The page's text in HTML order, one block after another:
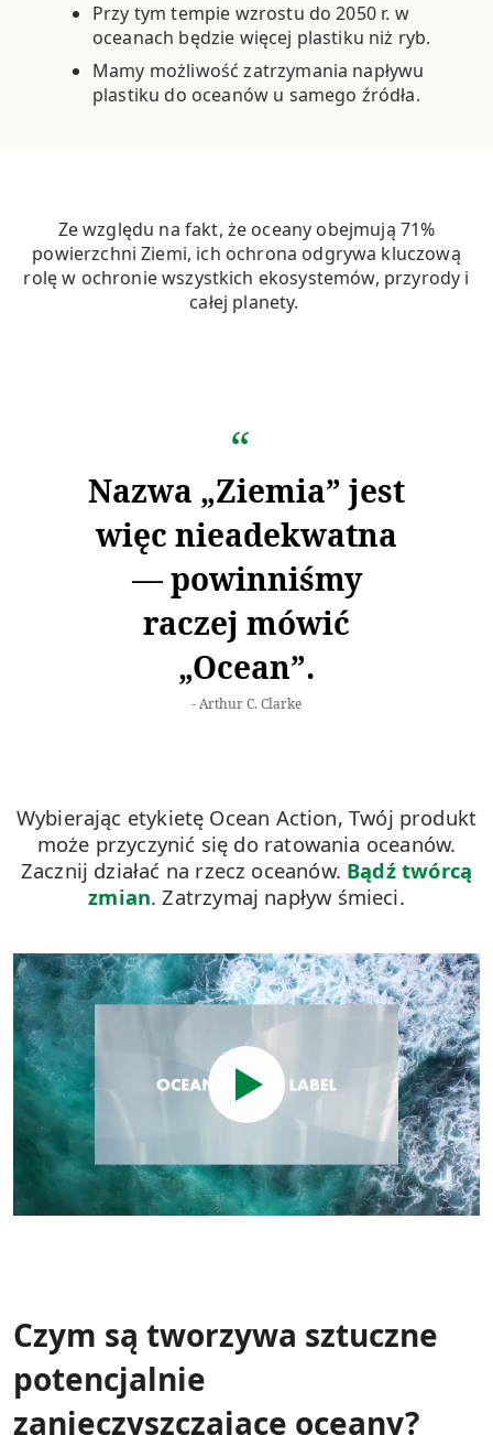
Przy tym tempie wzrostu do 2050 r. w
oceanach będzie więcej plastiku niż ryb.
Mamy możliwość zatrzymania napływu
plastiku do oceanów u samego źródła.
Ze względu na fakt, że oceany obejmują 71%
powierzchni Ziemi, ich ochrona odgrywa kluczową
rolę w ochronie wszystkich ekosystemów, przyrody i
całej planety.
Nazwa „Ziemia” jest
więc nieadekwatna
— powinniśmy
raczej mówić
„Ocean”.
Arthur C. Clarke
Wybierając etykietę Ocean Action, Twój produkt
może przyczynić się do ratowania oceanów.
Zacznij działać na rzecz oceanów. Bądź twórcą
zmian. Zatrzymaj napływ śmieci.
Czym są tworzywa sztuczne
potencjalnie
zanieczyszczające oceany?